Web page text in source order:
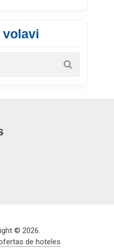
volavi
© 2026.
de hoteles